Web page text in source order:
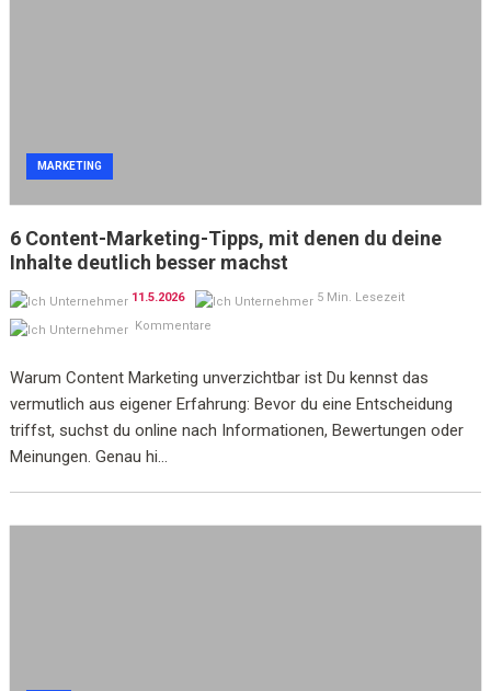
MARKETING
6 Content-Marketing-Tipps, mit denen du deine
Inhalte deutlich besser machst
11.5.2026
5 Min. Lesezeit
Kommentare
Warum Content Marketing unverzichtbar ist Du kennst das
vermutlich aus eigener Erfahrung: Bevor du eine Entscheidung
triffst, suchst du online nach Informationen, Bewertungen oder
Meinungen. Genau hi...